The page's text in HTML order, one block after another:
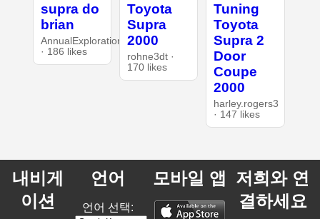
supra do
brian
AnnualExploration26
· 186 likes
Toyota
Supra
2000
rohne3dt ·
170 likes
Tuning
Toyota
Supra 2
Door
Coupe
2000
harley.rogers3
· 147 likes
내비게
이션
언어
언어 선택:
모바일 앱 저희와 연
결하세요